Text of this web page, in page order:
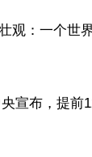
观：一个世
宣布，提